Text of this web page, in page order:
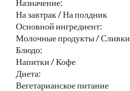
Назначение:
На завтрак / На полдник
Основной ингредиент:
Молочные продукты / Сливки
Блюдо:
Напитки / Кофе
Диета:
Вегетарианское питание